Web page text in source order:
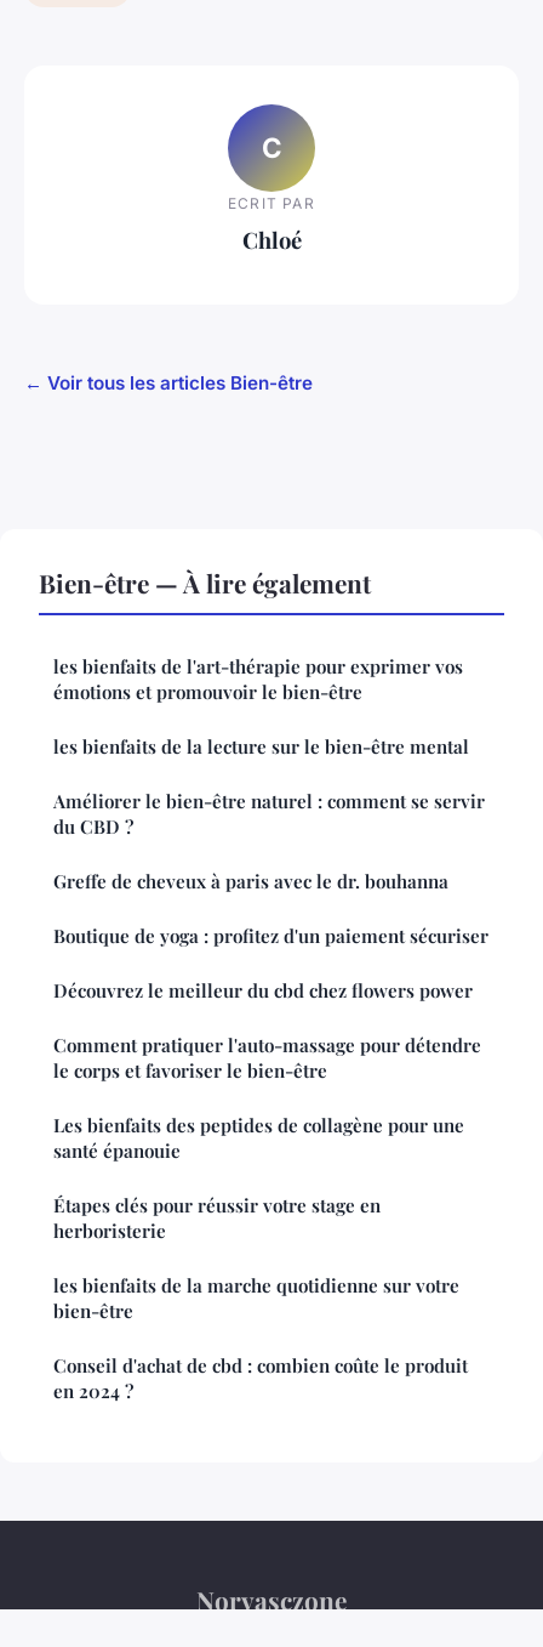
C
ECRIT PAR
Chloé
← Voir tous les articles Bien-être
Bien-être — À lire également
les bienfaits de l'art-thérapie pour exprimer vos
émotions et promouvoir le bien-être
les bienfaits de la lecture sur le bien-être mental
Améliorer le bien-être naturel : comment se servir
du CBD ?
Greffe de cheveux à paris avec le dr. bouhanna
Boutique de yoga : profitez d'un paiement sécuriser
Découvrez le meilleur du cbd chez flowers power
Comment pratiquer l'auto-massage pour détendre
le corps et favoriser le bien-être
Les bienfaits des peptides de collagène pour une
santé épanouie
Étapes clés pour réussir votre stage en
herboristerie
les bienfaits de la marche quotidienne sur votre
bien-être
Conseil d'achat de cbd : combien coûte le produit
en 2024 ?
Norvasczone